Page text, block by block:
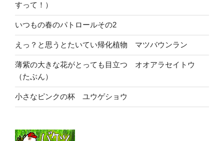
すって！）
いつもの春のパトロールその2
えっ？と思うとたいてい帰化植物 マツバウンラン
薄紫の大きな花がとっても目立つ オオアラセイトウ
（たぶん）
小さなピンクの杯 ユウゲショウ